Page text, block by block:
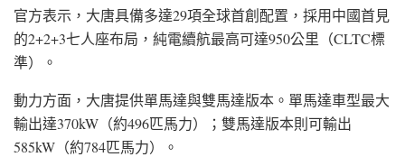
官方表示，大唐具備多達29項全球首創配置，採用中國首見
的2+2+3七人座布局，純電續航最高可達950公里（CLTC標
準）。
動力方面，大唐提供單馬達與雙馬達版本。單馬達車型最大
輸出達370kW（約496匹馬力）；雙馬達版本則可輸出
585kW（約784匹馬力）。